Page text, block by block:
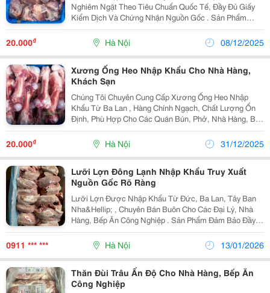
Nghiêm Ngặt Theo Tiêu Chuẩn Quốc Tế, Đầy Đủ Giấy
Kiểm Dịch Và Chứng Nhận Nguồn Gốc . Sản Phẩm
Được Đóng Thùng 10 Kg , Thích Hợp Cho Nhà Hàng,
Bếp Ăn Công Nghiệp, Cơ Sở Sản Xuất Thực Phẩm
Hoặc Đại Lý...
20.000₫ Hà Nội 08/12/2025
Xương Ống Heo Nhập Khẩu Cho Nhà Hàng,
Khách Sạn
Chúng Tôi Chuyên Cung Cấp Xương Ống Heo Nhập
Khẩu Từ Ba Lan , Hàng Chính Ngạch, Chất Lượng Ổn
Định, Phù Hợp Cho Các Quán Bún, Phở, Nhà Hàng, Bếp
Ăn Công Nghiệp . Thông Tin Sản Phẩm Tên Sản Phẩm:
Xương Ống Heo (Xương Ống Lợn) Xuất Xứ: Ba Lan ...
20.000₫ Hà Nội 31/12/2025
Lưỡi Lợn Đông Lạnh Nhập Khẩu Truy Xuất
Nguồn Gốc Rõ Ràng
Lưỡi Lợn Được Nhập Khẩu Từ Đức, Ba Lan, Tây Ban
Nha&Hellip; , Chuyên Bán Buôn Cho Các Đại Lý, Nhà
Hàng, Bếp Ăn Công Nghiệp . Sản Phẩm Đảm Bảo Đầy
Đủ Tiêu Chuẩn Vệ Sinh An Toàn Thực Phẩm , Có Nguồn
Gốc Xuất Xứ Rõ Ràng , Được Kiểm Soát Chặt Chẽ
Trong...
0911 *** *** Hà Nội 13/01/2026
Thăn Đùi Trâu Ấn Độ Cho Nhà Hàng, Bếp Ăn
Công Nghiệp